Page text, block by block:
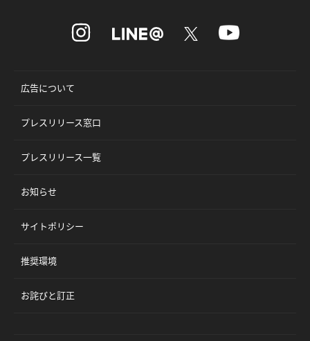
広告について
プレスリリース窓口
プレスリリース一覧
お知らせ
サイトポリシー
推奨環境
お詫びと訂正